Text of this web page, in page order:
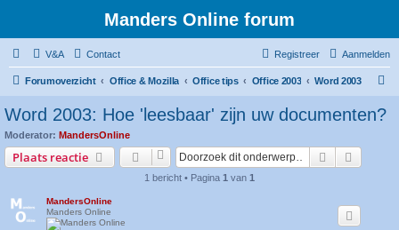
Manders Online forum
V&A Contact Aanmelden
Registreer
Forumoverzicht Office & Mozilla Office tips Office 2003 Word 2003
Word 2003: Hoe 'leesbaar' zijn uw documenten?
Moderator: MandersOnline
Plaats reactie Zoek
1 bericht • Pagina 1 van 1
MandersOnline
Manders Online